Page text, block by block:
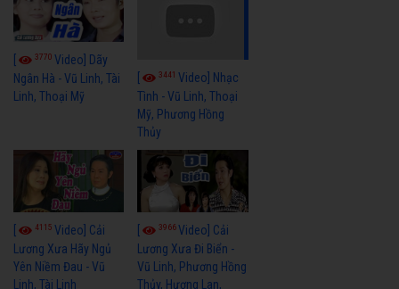
3770 Video] Dãy
Ngân Hà - Vũ Linh, Tài
Linh, Thoại Mỹ
3441Video] Nhạc
Tình - Vũ Linh, Thoại
Mỹ, Phương Hồng
Thủy
4115 Video] Cải
Lương Xưa Hãy Ngủ
Yên Niềm Đau - Vũ
Linh, Tài Linh
3966Video] Cải
Lương Xưa Đi Biển -
Vũ Linh, Phương Hồng
Thủy, Hương Lan,